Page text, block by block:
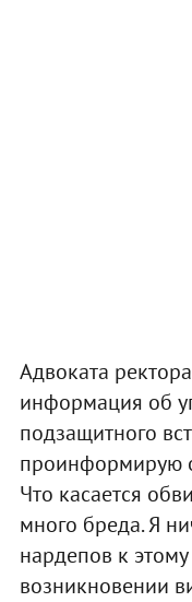
Адвоката
информация об
подзащитного
проинформирую
Что касается
много бреда. Я
нардепов к
возникновении